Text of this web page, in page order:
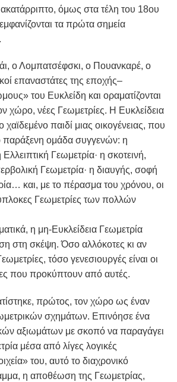
όμως στα τέλη του 18ου
τα πρώτα σημεία
ο Λομπατσέφσκι, ο Πουανκαρέ, ο
επαναστάτες της εποχής–
του Ευκλείδη και οραματίζονται
χώρο, νέες Γεωμετρίες. Η Ευκλείδεια
χαϊδεμένο παιδί μιας οικογένειας, που
παράξενη ομάδα συγγενών: η
Ελλειπτική Γεωμετρία· η σκοτεινή,
Γεωμετρία· η διαυγής, σοφή
και, με το πέρασμα του χρόνου, οι
Γεωμετρίες των πολλών
η μη-Ευκλείδεια Γεωμετρία
στη σκέψη. Όσο αλλόκοτες κι αν
τόσο γενεσιουργές είναι οι
που προκύπτουν από αυτές.
πρώτος, τον χώρο ως έναν
σχημάτων. Επινόησε ένα
αξιωμάτων με σκοπό να παραγάγει
μέσα από λίγες λογικές
του, αυτό το διαχρονικό
η αποθέωση της Γεωμετρίας,